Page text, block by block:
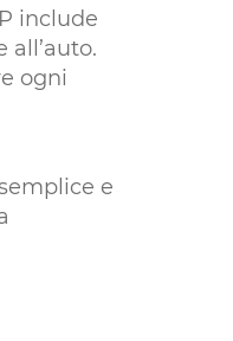
include
ogni
e